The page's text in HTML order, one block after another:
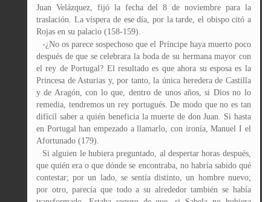
Juan Velázquez, fijó la fecha del 8 de noviembre para la
traslación. La víspera de ese día, por la tarde, el obispo citó a
Rojas en su palacio (158-159).
-¿No os parece sospechoso que el Príncipe haya muerto poco
después de que se celebrara la boda de su hermana mayor con
el rey de Portugal? El resultado es que ahora su esposa es la
Princesa de Asturias y, por tanto, la única heredera de Castilla
y de Aragón, con lo que, dentro de unos años, si Dios no lo
remedia, tendremos un rey portugués. De modo que no es tan
difícil saber a quién beneficia la muerte de don Juan. Si hasta
en Portugal han empezado a llamarlo, con ironía, Manuel I el
Afortunado (179).
Si alguien le hubiera preguntado, al despertar horas después,
que quién era o que dónde se encontraba, no habría sabido qué
contestar; por un lado, se sentía distinto, un hombre nuevo;
por otro, parecía que todo a su alrededor también se había